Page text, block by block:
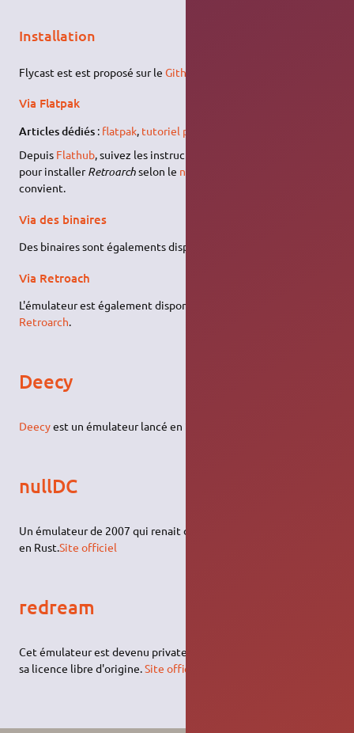
Installation
Flycast est est proposé sur leGithub officiel
Via Flatpak
Articles dédiés : flatpak, tutoriel pour l'utiliser
Depuis Flathub, suivez les instructions qui vous concernent
pour installerRetroarchselon le niveau de privilèges
convient.
Via des binaires
Des binaires sont égalements disponibles
Via Retroach
L'émulateur est également disponible en tant que cœur dans
Retroarch.
Deecy
Deecyest un émulateur lancé en 2024, écrit en Zig.
nullDC
Un émulateur de 2007 qui renait de ses cendres en 2025, écrit
en Rust.Site officiel
redream
Cet émulateur est devenu privateur et payant fin 2017, malgré
sa licence libre d'origine.Site officiel